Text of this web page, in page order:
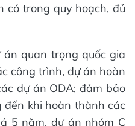
có trong quy hoạch, đủ
quan trọng quốc gia
công trình, dự án hoàn
dự án ODA; đảm bảo
khi hoàn thành các
5 năm, dự án nhóm C